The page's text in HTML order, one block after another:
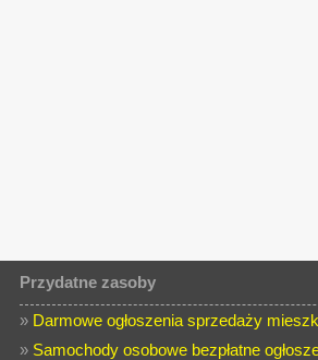
Przydatne zasoby
» Darmowe ogłoszenia sprzedaży
» Samochody osobowe bezpłatne